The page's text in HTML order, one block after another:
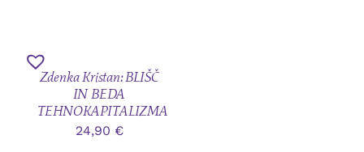
V
KOŠARICO
PODROBNOSTI
Zdenka Kristan: BLIŠČ
IN BEDA
TEHNOKAPITALIZMA
24,90 €